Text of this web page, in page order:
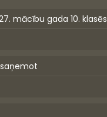
mācību gada 10. klasēs